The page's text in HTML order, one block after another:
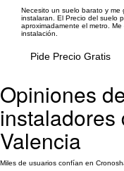
Necesito un suelo barato y
instalaran. El Precio del suelo
aproximadamente el metro.
instalación.
Pide Precio Gratis
Opiniones
instaladores
Valencia
Miles de usuarios confían en